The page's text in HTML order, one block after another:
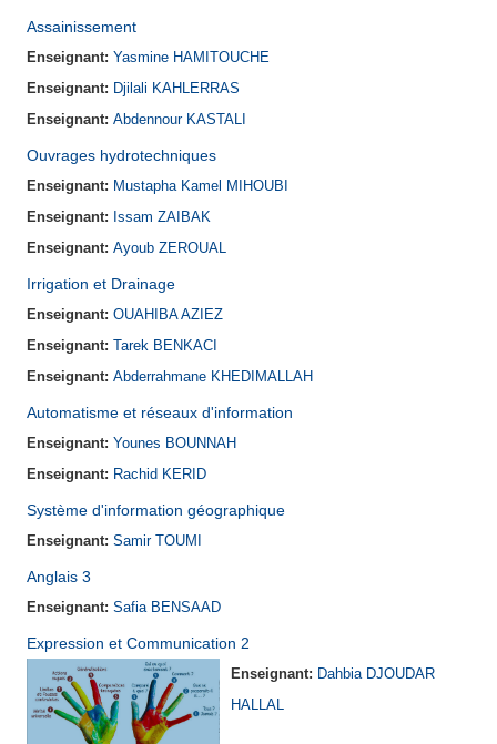
Assainissement
Enseignant:Yasmine HAMITOUCHE
Enseignant: Djilali KAHLERRAS
Enseignant:Abdennour KASTALI
Ouvrages hydrotechniques
Enseignant: Mustapha Kamel MIHOUBI
Enseignant: Issam ZAIBAK
Enseignant:Ayoub ZEROUAL
Irrigation et Drainage
Enseignant:OUAHIBA AZIEZ
Enseignant:Tarek BENKACI
Enseignant:Abderrahmane KHEDIMALLAH
Automatisme et réseaux d'information
Enseignant:Younes BOUNNAH
Enseignant: Rachid KERID
Système d'information géographique
Enseignant:Samir TOUMI
Anglais 3
Enseignant:Safia BENSAAD
Expression et Communication 2
Enseignant: Dahbia DJOUDAR
HALLAL